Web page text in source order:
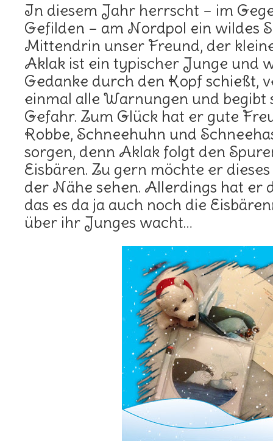
In diesem Jahr herrscht – im
Gefilden – am Nordpol ein wildes
Mittendrin unser Freund, der
Aklak ist ein typischer Junge und
Gedanke durch den Kopf schießt,
einmal alle Warnungen und begibt
Gefahr. Zum Glück hat er gute
Robbe, Schneehuhn und
sorgen, denn Aklak folgt den
Eisbären. Zu gern möchte er
der Nähe sehen. Allerdings hat er
das es da ja auch noch die
über ihr Junges wacht…